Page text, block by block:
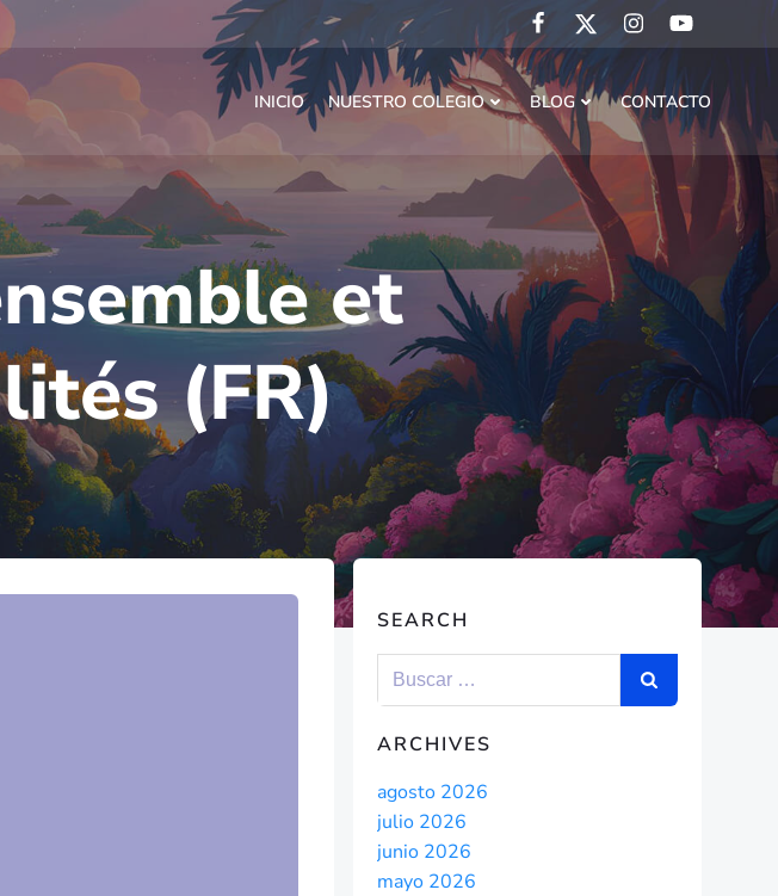
INICIO NUESTRO COLEGIO BLOG CONTACTO
et
(FR)
SEARCH
ARCHIVES
agosto 2026
julio 2026
junio 2026
mayo 2026